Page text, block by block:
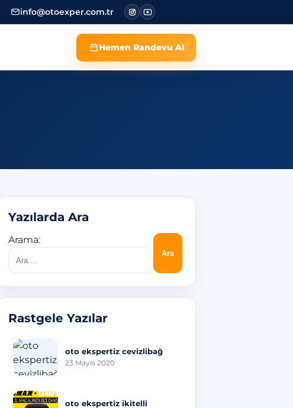
info@otoexper.com.tr
Hemen Randevu Al
Yazılarda Ara
Arama:
Rastgele Yazılar
oto ekspertiz cevizlibağ
23 Mayıs 2020
oto ekspertiz ikitelli